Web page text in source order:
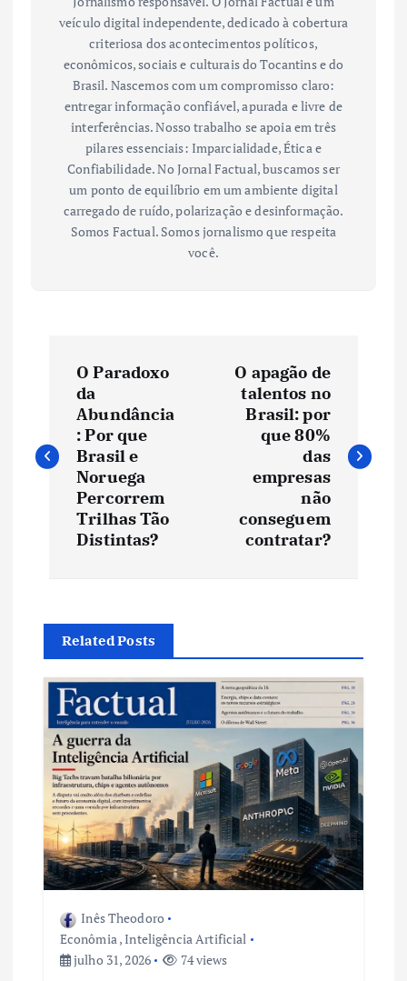
veículo digital independente, dedicado à cobertura
criteriosa dos acontecimentos políticos,
econômicos, sociais e culturais do Tocantins e do
Brasil. Nascemos com um compromisso claro:
entregar informação confiável, apurada e livre de
interferências. Nosso trabalho se apoia em três
pilares essenciais: Imparcialidade, Ética e
Confiabilidade. No Jornal Factual, buscamos ser
um ponto de equilíbrio em um ambiente digital
carregado de ruído, polarização e desinformação.
Somos Factual. Somos jornalismo que respeita
você.
v
ç
ã
d
e
P
o
O Paradoxo
da
Abundância
: Por que
Brasil e
Noruega
Percorrem
Trilhas Tão
Distintas?
O apagão de
talentos no
Brasil: por
que 80%
das
empresas
não
conseguem
contratar?
Related Posts
Inês Theodoro
Econômia,Inteligência Artificial
julho 31, 2026
74 views